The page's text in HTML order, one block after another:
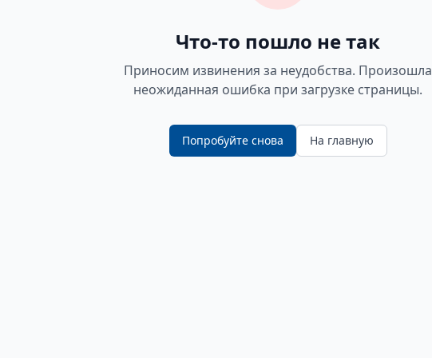
Что-то пошло не так
Приносим извинения за неудобства. Произошла
неожиданная ошибка при загрузке страницы.
Попробуйте снова На главную